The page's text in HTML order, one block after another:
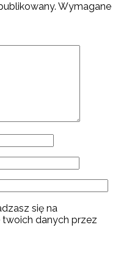
Wymagane
się na
danych przez